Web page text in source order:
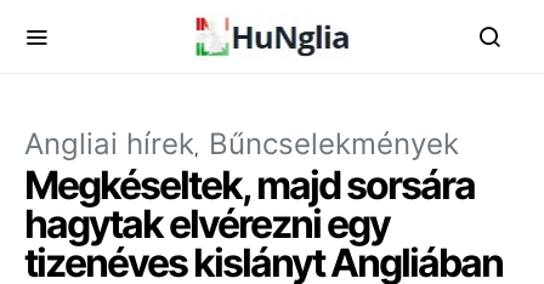
Angliai hírek Bűncselekmények
Megkéseltek, majd sorsára
hagytak elvérezni egy
tizenéves kislányt Angliában